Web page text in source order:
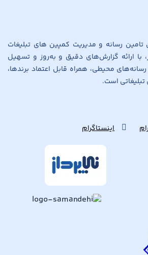
تامین رسانه و مدیریت کمپین های تبلیغات
ارائه گزارش‌های دقیق و به‌روز و تسهیل
محیطی، همراه قابل اعتماد برندها،
تبلیغاتی است.
اینستاگرام